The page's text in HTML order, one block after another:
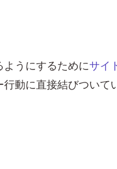
うにするためにサイ
動に直接結びついて